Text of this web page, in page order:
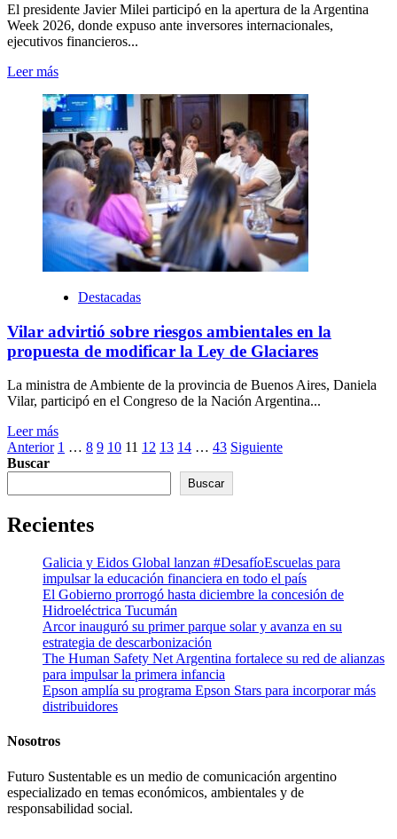
El presidente Javier Milei participó en la apertura de la Argentina
Week 2026, donde expuso ante inversores internacionales,
ejecutivos financieros...
Leer más
Destacadas
Vilar advirtió sobre riesgos ambientales en la
propuesta de modificar la Ley de Glaciares
La ministra de Ambiente de la provincia de Buenos Aires, Daniela
Vilar, participó en el Congreso de la Nación Argentina...
Leer más
Paginación
de
entradas
Anterior 1 … 8 9 10 11 12 13 14 … 43 Siguiente
Buscar
Buscar
Recientes
Galicia y Eidos Global lanzan #DesafíoEscuelas para
impulsar la educación financiera en todo el país
El Gobierno prorrogó hasta diciembre la concesión de
Hidroeléctrica Tucumán
Arcor inauguró su primer parque solar y avanza en su
estrategia de descarbonización
The Human Safety Net Argentina fortalece su red de alianzas
para impulsar la primera infancia
Epson amplía su programa Epson Stars para incorporar más
distribuidores
Nosotros
Futuro Sustentable es un medio de comunicación argentino
especializado en temas económicos, ambientales y de
responsabilidad social.